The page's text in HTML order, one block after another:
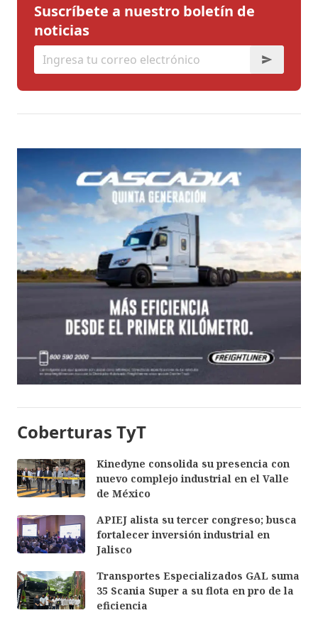
Suscríbete a nuestro boletín de
noticias
Coberturas TyT
Kinedyne consolida su presencia con
nuevo complejo industrial en el Valle
de México
APIEJ alista su tercer congreso; busca
fortalecer inversión industrial en
Jalisco
Transportes Especializados GAL suma
35 Scania Super a su flota en pro de la
eficiencia